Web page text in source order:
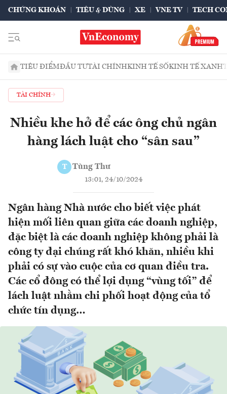
CHỨNG KHOÁN TIÊU & DÙNG XE VNE TV TECH
TIÊU ĐIỂMĐẦU TƯTÀI CHÍNHKINH TẾ SỐKINH TẾ XANH
TÀI CHÍNH
Nhiều khe hở để các ông chủ ngân
hàng lách luật cho “sân sau”
T Tùng Thư
13:01, 24/10/2024
Ngân hàng Nhà nước cho biết việc phát
hiện mối liên quan giữa các doanh nghiệp,
đặc biệt là các doanh nghiệp không phải là
công ty đại chúng rất khó khăn, nhiều khi
phải có sự vào cuộc của cơ quan điều tra.
Các cổ đông có thể lợi dụng “vùng tối” để
lách luật nhằm chi phối hoạt động của tổ
chức tín dụng…